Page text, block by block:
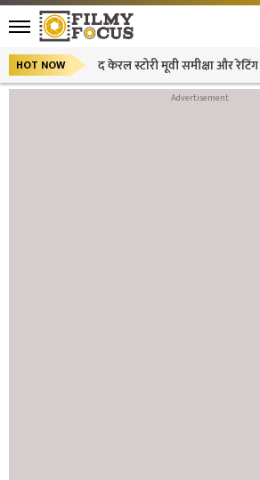
HOT NOW द केरल स्टोरी मूवी समीक्षा और रेटिंग